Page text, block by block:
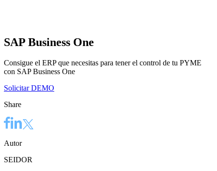
SAP Business One
Consigue el ERP que necesitas para tener el control de tu PYME
con SAP Business One
Solicitar DEMO
Share
Autor
SEIDOR